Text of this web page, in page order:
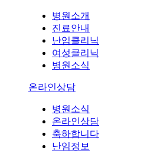
병원소개
진료안내
난임클리닉
여성클리닉
병원소식
온라인상담
병원소식
온라인상담
축하합니다
난임정보